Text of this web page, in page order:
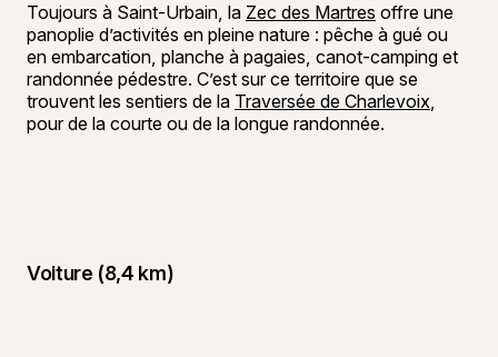
Toujours à Saint-Urbain, la Zec des Martres offre une
panoplie d’activités en pleine nature : pêche à gué ou
en embarcation, planche à pagaies, canot-camping et
randonnée pédestre. C’est sur ce territoire que se
trouvent les sentiers de la Traversée de Charlevoix,
pour de la courte ou de la longue randonnée.
Voiture (8,4 km)